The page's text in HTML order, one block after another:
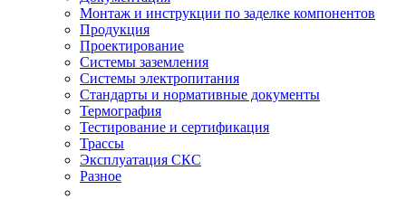
Монтаж и инструкции по заделке компонентов
Продукция
Проектирование
Системы заземления
Системы электропитания
Стандарты и нормативные документы
Термография
Тестирование и сертификация
Трассы
Эксплуатация СКС
Разное